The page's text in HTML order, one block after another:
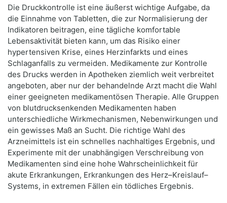
Die Druckkontrolle ist eine äußerst wichtige Aufgabe, da
die Einnahme von Tabletten, die zur Normalisierung der
Indikatoren beitragen, eine tägliche komfortable
Lebensaktivität bieten kann, um das Risiko einer
hypertensiven Krise, eines Herzinfarkts und eines
Schlaganfalls zu vermeiden. Medikamente zur Kontrolle
des Drucks werden in Apotheken ziemlich weit verbreitet
angeboten, aber nur der behandelnde Arzt macht die Wahl
einer geeigneten medikamentösen Therapie. Alle Gruppen
von blutdrucksenkenden Medikamenten haben
unterschiedliche Wirkmechanismen, Nebenwirkungen und
ein gewisses Maß an Sucht. Die richtige Wahl des
Arzneimittels ist ein schnelles nachhaltiges Ergebnis, und
Experimente mit der unabhängigen Verschreibung von
Medikamenten sind eine hohe Wahrscheinlichkeit für
akute Erkrankungen, Erkrankungen des Herz–Kreislauf–
Systems, in extremen Fällen ein tödliches Ergebnis.